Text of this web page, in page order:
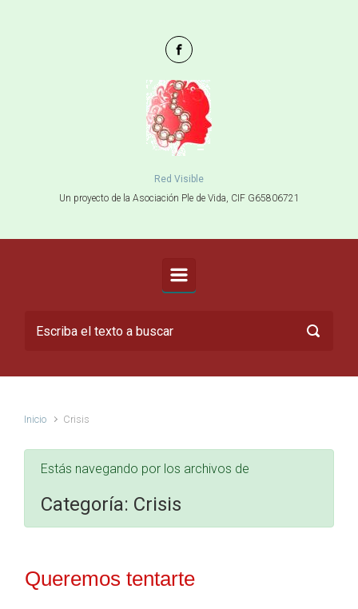
Red Visible
Un proyecto de la Asociación Ple de Vida, CIF G65806721
Inicio Crisis
Estás navegando por los archivos de
Categoría: Crisis
Queremos tentarte